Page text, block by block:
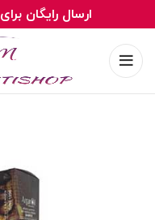
ارسال رایگان برای خرید